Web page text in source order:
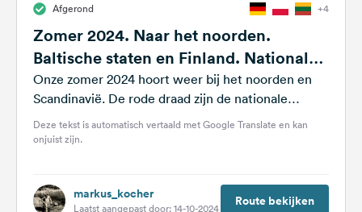
Afgerond +4
Zomer 2024. Naar het noorden.
Baltische staten en Finland. Nationale
parken.
Onze zomer 2024 hoort weer bij het noorden en
Scandinavië. De rode draad zijn de nationale
parken in de Baltische...
Deze tekst is automatisch vertaald met Google Translate en kan
onjuist zijn.
markus_kocher
Laatst aangepast door: 14-10-2024 Route bekijken